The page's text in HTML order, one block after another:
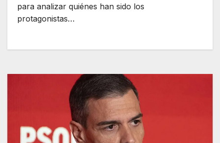
para analizar quiénes han sido los
protagonistas…